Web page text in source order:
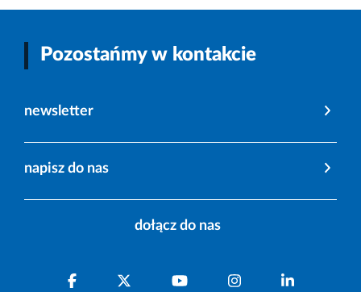
Pozostańmy w kontakcie
newsletter
napisz do nas
dołącz do nas